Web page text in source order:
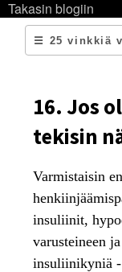
Takasin blogiin
☰ 25 vinkkiä
16. Jos
tekisin
Varmistaisin
insuliinit,
varusteineen
insuliinikyniä -